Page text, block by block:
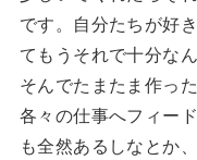
です。自分たちが好
てもうそれで十分な
そんでたまたま作っ
各々の仕事へフィー
も全然あるしなとか、